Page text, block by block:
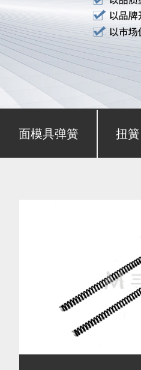
截面模具弹簧 扭簧